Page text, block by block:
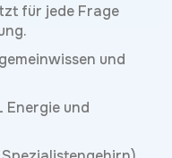
für jede Frage
und
Energie und